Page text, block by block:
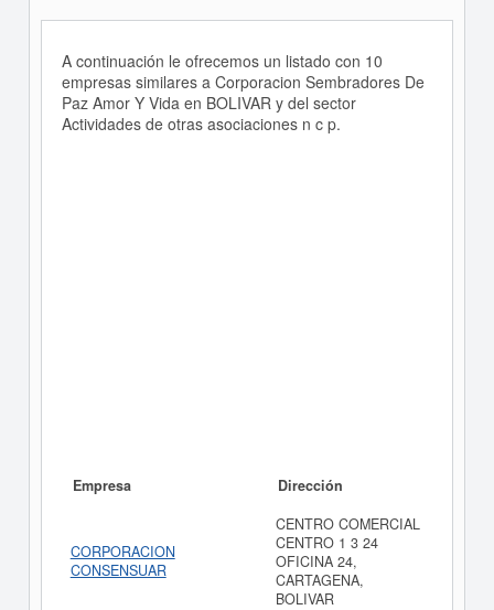
A continuación le ofrecemos un listado con 10
empresas similares a Corporacion Sembradores De
Paz Amor Y Vida en BOLIVAR y del sector
Actividades de otras asociaciones n c p.
Empresa Dirección
CORPORACION
CONSENSUAR
CENTRO COMERCIAL
CENTRO 1 3 24
OFICINA 24,
CARTAGENA,
BOLIVAR